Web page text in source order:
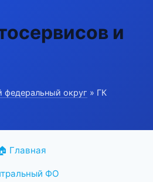
и
федеральный округ » ГК
Главная
ФО